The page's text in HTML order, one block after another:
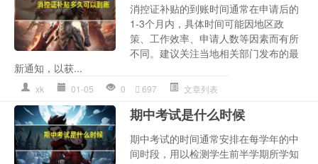
消控证补贴的到账时间通常在申请后的
1-3个月内，具体时间可能因地区政
策、工作效率、申请人数等因素而有所
不同。建议关注当地相关部门发布的最
新通知，以获...
xk 01-05 0 697 文章列表
期中考试是什么时候
期中考试的时间通常安排在每学年的中
间时段，用以检测学生前半学期所学知